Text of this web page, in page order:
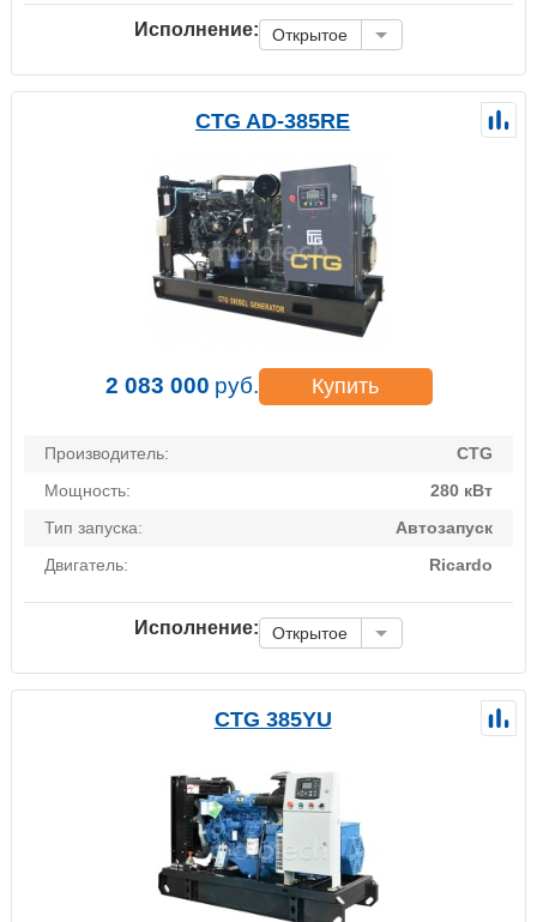
Исполнение: Открытое
CTG AD-385RE
2 083 000 руб. Купить
Производитель:
CTG
Мощность:
280 кВт
Тип запуска:
Автозапуск
Двигатель:
Ricardo
Исполнение: Открытое
CTG 385YU